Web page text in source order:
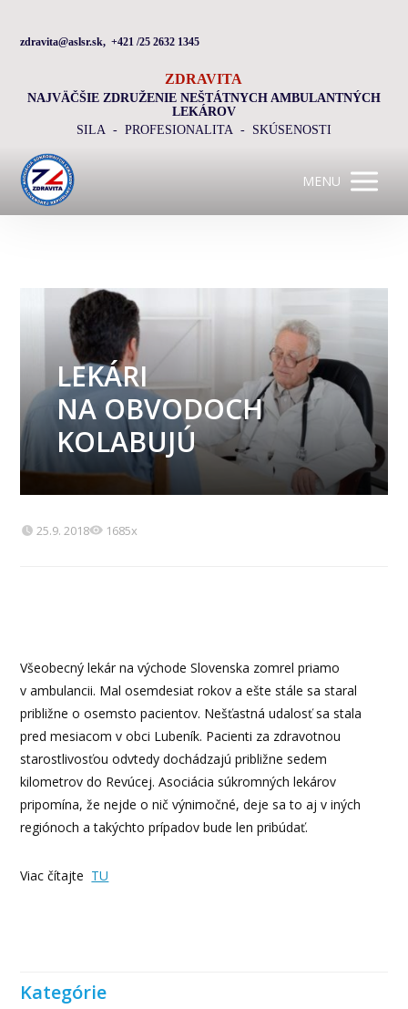
zdravita@aslsr.sk, +421 /25 2632 1345
ZDRAVITA
NAJVÄČŠIE ZDRUŽENIE NEŠTÁTNYCH AMBULANTNÝCH
LEKÁROV
SILA - PROFESIONALITA - SKÚSENOSTI
MENU
LEKÁRI
NA OBVODOCH
KOLABUJÚ
25.9. 2018 1685x
Všeobecný lekár na východe Slovenska zomrel priamo
v ambulancii. Mal osemdesiat rokov a ešte stále sa staral
približne o osemsto pacientov. Nešťastná udalosť sa stala
pred mesiacom v obci Lubeník. Pacienti za zdravotnou
starostlivosťou odvtedy dochádzajú približne sedem
kilometrov do Revúcej. Asociácia súkromných lekárov
pripomína, že nejde o nič výnimočné, deje sa to aj v iných
regiónoch a takýchto prípadov bude len pribúdať.
Viac čítajte TU
Kategórie